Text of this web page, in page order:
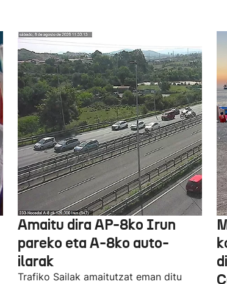
Amaitu dira AP-8ko Irun
pareko eta A-8ko auto-
ilarak
Trafiko Sailak amaitutzat eman ditu